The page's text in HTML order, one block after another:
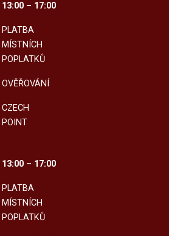
13:00 – 17:00
PLATBA
MÍSTNÍCH
POPLATKŮ
OVĚŘOVÁNÍ
CZECH
POINT
13:00 – 17:00
PLATBA
MÍSTNÍCH
POPLATKŮ